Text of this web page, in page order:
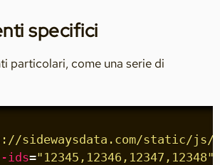
specifici
particolari, come una serie di
sidewaysdata.com/static/js/
ids="12345,12346,12347,12348"